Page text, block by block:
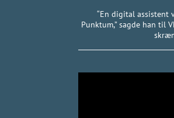
“En digital
Punktum,” sagde han til